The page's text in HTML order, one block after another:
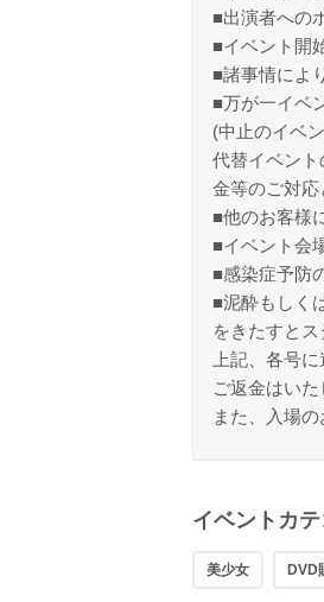
■出演者への
■イベント開
■諸事情によ
■万が一イベ
(中止のイベ
代替イベン
金等のご対応
■他のお客様
■イベント会
■感染症予防
■泥酔もしく
をきたすと
上記、各号
ご返金はいた
また、入場
イベントカ
美少女 DVD